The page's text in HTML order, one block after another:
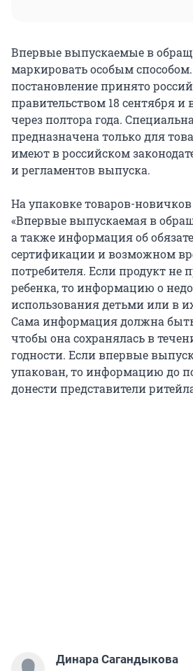
Впервые выпускаемые в
маркировать особым
постановление принято
правительством 18 сентября и
через полтора года.
предназначена только для
имеют в российском
и регламентов выпуска.
На упаковке товаров-
«Впервые выпускаемая в
а также информация об
сертификации и возможном
потребителя. Если продукт не
ребенка, то информацию о
использования детьми или в
Сама информация должна быть
чтобы она сохранялась в
годности. Если впервые
упакован, то информацию до
донести представители
Динара Сагандыкова